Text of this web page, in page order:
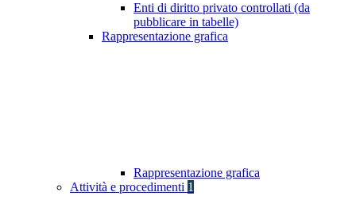
Enti di diritto privato controllati (da
pubblicare in tabelle)
Rappresentazione grafica
Rappresentazione grafica
Attività e procedimenti 1